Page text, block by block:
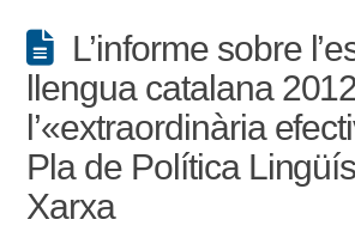
L’informe sobre
llengua catalana
l’«extraordinària
Pla de Política
Xarxa